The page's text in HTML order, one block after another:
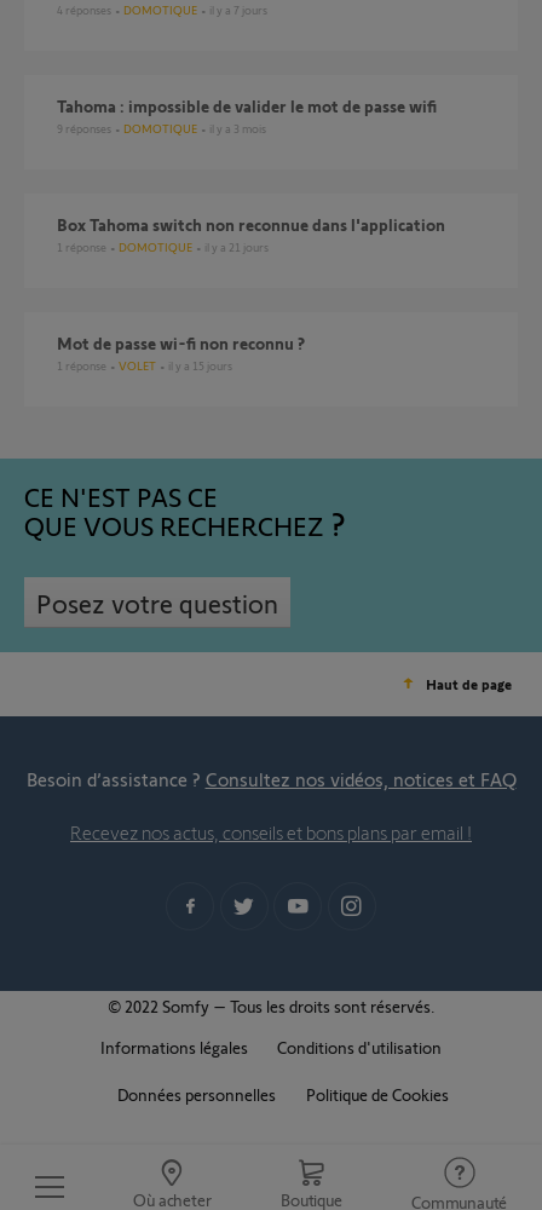
Où acheter Boutique Communauté
4 réponses DOMOTIQUE il y a 7 jours
Tahoma : impossible de valider le mot de passe wifi
9 réponses DOMOTIQUE il y a 3 mois
Box Tahoma switch non reconnue dans l'application
1 réponse DOMOTIQUE il y a 21 jours
Mot de passe wi-fi non reconnu ?
1 réponse VOLET il y a 15 jours
CE N'EST PAS CE
QUE VOUS RECHERCHEZ
Posez votre question
Haut de page
Besoin d’assistance ? Consultez nos vidéos, notices et FAQ
Recevez nos actus, conseils et bons plans par email !
© 2022 Somfy – Tous les droits sont réservés.
Informations légales
Conditions d'utilisation
Données personnelles Politique de Cookies